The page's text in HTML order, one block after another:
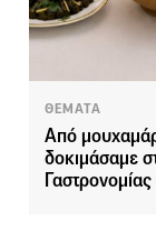
ΘΕΜΑΤΑ
Από
δοκιμάσαμε